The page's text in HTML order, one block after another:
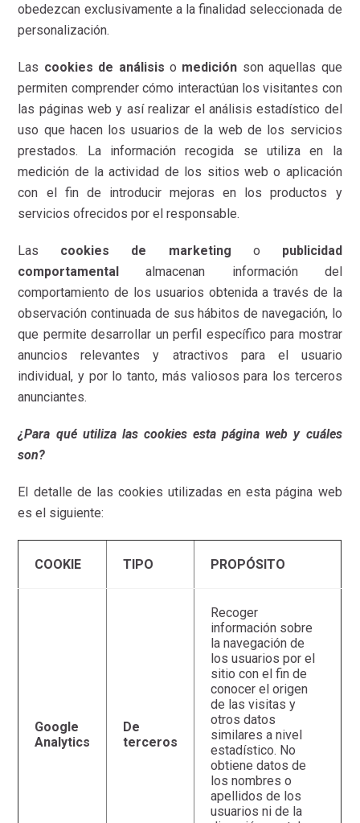
obedezcan exclusivamente a la finalidad seleccionada de
personalización.
Las cookies de análisis o medición son aquellas que
permiten comprender cómo interactúan los visitantes con
las páginas web y así realizar el análisis estadístico del
uso que hacen los usuarios de la web de los servicios
prestados. La información recogida se utiliza en la
medición de la actividad de los sitios web o aplicación
con el fin de introducir mejoras en los productos y
servicios ofrecidos por el responsable.
Las cookies de marketing o publicidad
comportamental almacenan información del
comportamiento de los usuarios obtenida a través de la
observación continuada de sus hábitos de navegación, lo
que permite desarrollar un perfil específico para mostrar
anuncios relevantes y atractivos para el usuario
individual, y por lo tanto, más valiosos para los terceros
anunciantes.
¿Para qué utiliza las cookies esta página web y cuáles
son?
El detalle de las cookies utilizadas en esta página web
es el siguiente:
COOKIE TIPO PROPÓSITO
Google
Analytics
De
terceros
Recoger
información sobre
la navegación de
los usuarios por el
sitio con el fin de
conocer el origen
de las visitas y
otros datos
similares a nivel
estadístico. No
obtiene datos de
los nombres o
apellidos de los
usuarios ni de la